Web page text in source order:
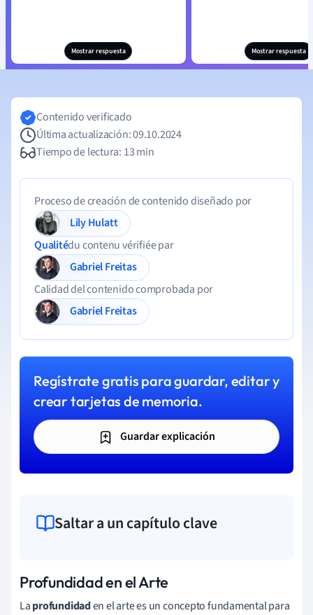
Mostrar respuesta Mostrar respuesta
Contenido verificado
Última actualización: 09.10.2024
Tiempo de lectura: 13 min
Proceso de creación de contenido diseñado por
Lily Hulatt
Qualitédu contenu vérifiée par
Gabriel Freitas
Calidad del contenido comprobada por
Gabriel Freitas
Regístrate gratis para guardar, editar y
crear tarjetas de memoria.
Guardar explicación
Saltar a un capítulo clave
Profundidad en el Arte
Laprofundidaden el arte es un concepto fundamental para